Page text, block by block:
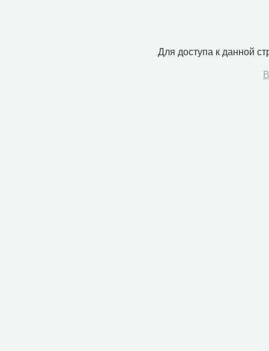
Для доступа к данной